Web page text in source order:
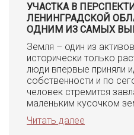
УЧАСТКА В
ЛЕНИНГРАДСКОЙ
ОДНИМ ИЗ САМЫХ
Земля – один из
исторически только
люди впервые приняли
собственности и по
человек стремится
маленьким кусочком
Читать далее